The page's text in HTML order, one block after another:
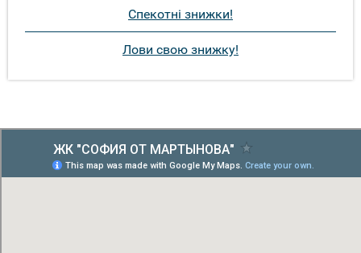
Спекотні знижки!
Лови свою знижку!